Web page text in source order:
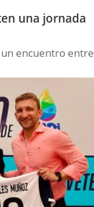
una jornada
un encuentro entre